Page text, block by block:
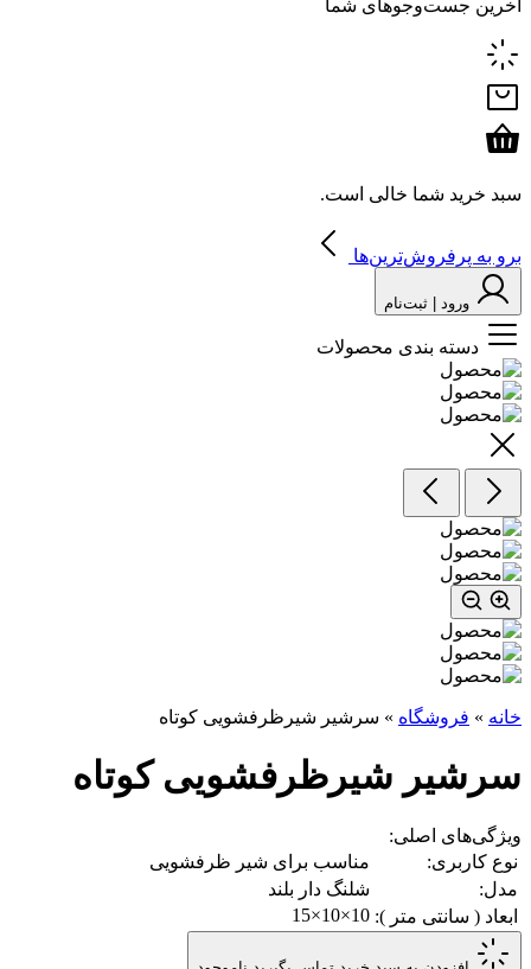
آخرین جست‌وجوهای شما
سبد خرید شما خالی است.
برو به پرفروش‌ترین‌ها
ورود | ثبت‌نام
دسته بندی محصولات
خانه » فروشگاه » سرشیر شیرظرفشویی کوتاه
سرشیر شیرظرفشویی کوتاه
ویژگی‌های اصلی:
نوع کاربری:
مناسب برای شیر ظرفشویی
مدل:
شلنگ دار بلند
ابعاد ( سانتی متر ): 10×10×15